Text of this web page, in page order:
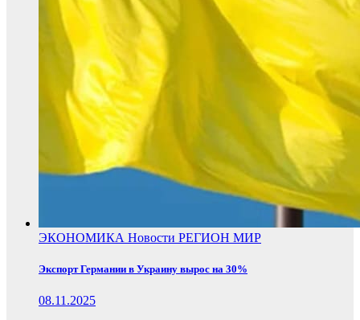
ЭКОНОМИКА Новости РЕГИОН МИР
Экспорт Германии в Украину вырос на 30%
08.11.2025